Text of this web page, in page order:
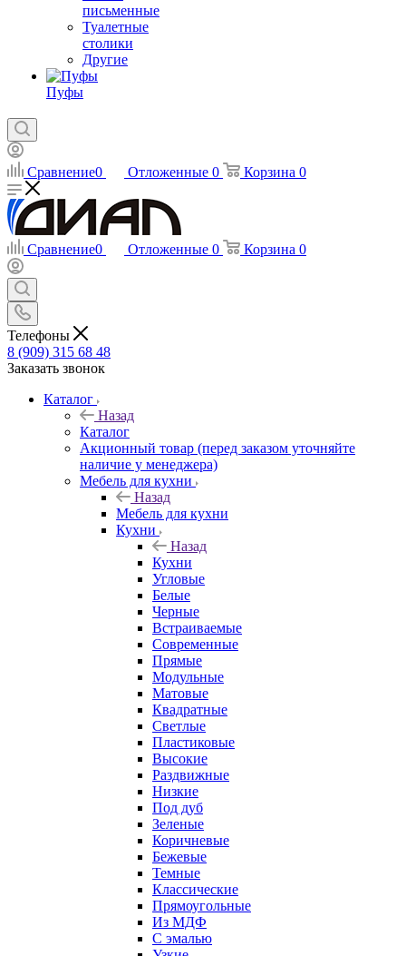
письменные
Туалетные
столики
Другие
Пуфы
Сравнение0 Отложенные 0 Корзина 0
Сравнение0 Отложенные 0 Корзина 0
Телефоны
8 (909) 315 68 48
Заказать звонок
Каталог
Назад
Каталог
Акционный товар (перед заказом уточняйте
наличие у менеджера)
Мебель для кухни
Назад
Мебель для кухни
Кухни
Назад
Кухни
Угловые
Белые
Черные
Встраиваемые
Современные
Прямые
Модульные
Матовые
Квадратные
Светлые
Пластиковые
Высокие
Раздвижные
Низкие
Под дуб
Зеленые
Коричневые
Бежевые
Темные
Классические
Прямоугольные
Из МДФ
С эмалью